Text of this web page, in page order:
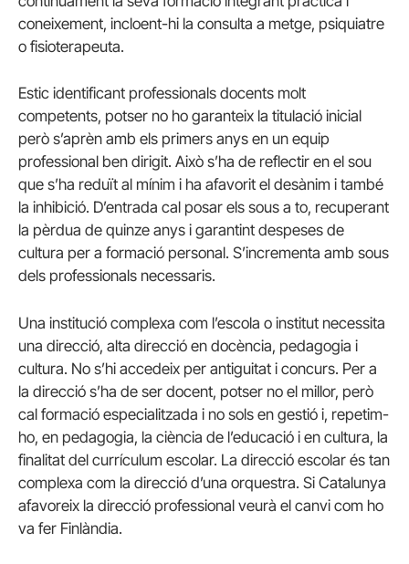
coneixement, incloent-hi la consulta a metge, psiquiatre
o fisioterapeuta.
Estic identificant professionals docents molt
competents, potser no ho garanteix la titulació inicial
però s’aprèn amb els primers anys en un equip
professional ben dirigit. Això s’ha de reflectir en el sou
que s’ha reduït al mínim i ha afavorit el desànim i també
la inhibició. D’entrada cal posar els sous a to, recuperant
la pèrdua de quinze anys i garantint despeses de
cultura per a formació personal. S’incrementa amb sous
dels professionals necessaris.
Una institució complexa com l’escola o institut necessita
una direcció, alta direcció en docència, pedagogia i
cultura. No s’hi accedeix per antiguitat i concurs. Per a
la direcció s’ha de ser docent, potser no el millor, però
cal formació especialitzada i no sols en gestió i, repetim-
ho, en pedagogia, la ciència de l’educació i en cultura, la
finalitat del currículum escolar. La direcció escolar és tan
complexa com la direcció d’una orquestra. Si Catalunya
afavoreix la direcció professional veurà el canvi com ho
va fer Finlàndia.